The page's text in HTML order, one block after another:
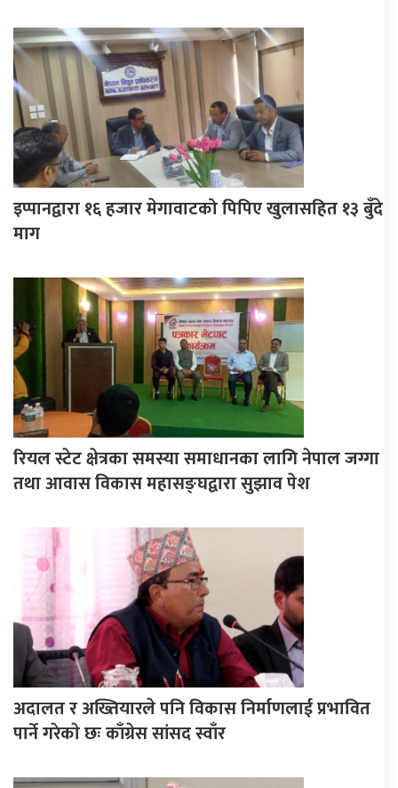
इप्पानद्वारा १६ हजार मेगावाटको पिपिए खुलासहित १३ बुँदे
माग
रियल स्टेट क्षेत्रका समस्या समाधानका लागि नेपाल जग्गा
तथा आवास विकास महासङ्घद्वारा सुझाव पेश
अदालत र अख्तियारले पनि विकास निर्माणलाई प्रभावित
पार्ने गरेकाे छः काँग्रेस सांसद स्वाँर